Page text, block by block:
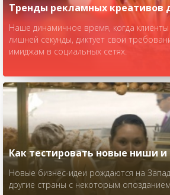
Тренды рекламных креативов
Наше динамичное время, когда
лишней секунды, диктует свои
имиджам в социальных сетях.
Как тестировать новые ниши
Новые бизнес-идеи рождаются на
другие страны с некоторым